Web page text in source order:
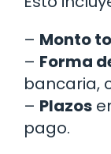
– Monto
– Forma
bancaria,
– Plazos
pago.